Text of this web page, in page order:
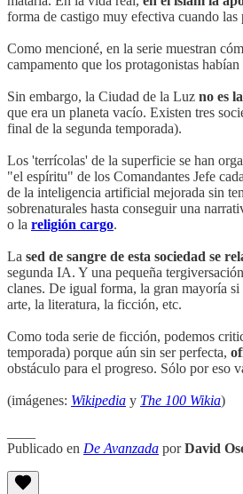
forma de castigo muy efectiva cuando
Como mencioné, en la serie muestran
campamento que los protagonistas
Sin embargo, la Ciudad de la Luz no es
que era un planeta vacío. Existen tres
final de la segunda temporada).
Los 'terrícolas' de la superficie se han
"el espíritu" de los Comandantes Jefe
de la inteligencia artificial mejorada sin
sobrenaturales hasta conseguir una
o la religión cargo.
La sed de sangre de esta sociedad se
segunda IA. Y una pequeña
clanes. De igual forma, la gran mayoría
arte, la literatura, la ficción, etc.
Como toda serie de ficción, podemos
temporada) porque aún sin ser perfecta,
obstáculo para el progreso. Sólo por eso
(imágenes: Wikipedia y The 100 Wikia)
Publicado en De Avanzada porDavid